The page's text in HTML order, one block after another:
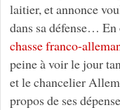
laitier, et annonce
dans sa défense… En
chasse franco-
peine à voir le jour
et le chancelier
propos de ses